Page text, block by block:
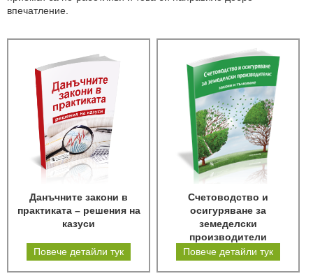
впечатление.
Данъчните закони в
практиката – решения на
казуси
Повече детайли тук
Счетоводство и
осигуряване за
земеделски
производители
Повече детайли тук